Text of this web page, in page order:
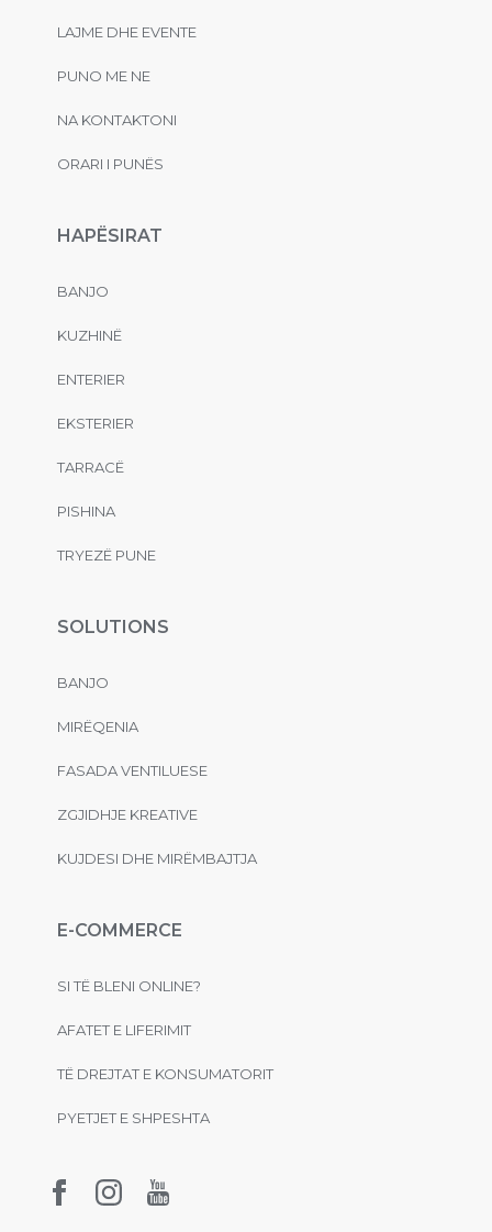
LAJME DHE EVENTE
PUNO ME NE
NA KONTAKTONI
ORARI I PUNËS
HAPËSIRAT
BANJO
KUZHINË
ENTERIER
EKSTERIER
TARRACË
PISHINA
TRYEZË PUNE
SOLUTIONS
BANJO
MIRËQENIA
FASADA VENTILUESE
ZGJIDHJE KREATIVE
KUJDESI DHE MIRËMBAJTJA
E-COMMERCE
SI TË BLENI ONLINE?
AFATET E LIFERIMIT
TË DREJTAT E KONSUMATORIT
PYETJET E SHPESHTA